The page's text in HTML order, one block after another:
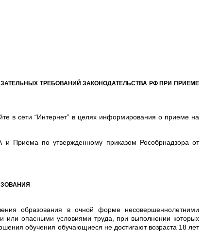
ТРЕБОВАНИЙ ЗАКОНОДАТЕЛЬСТВА РФ ПРИ ПРИЕМЕ
в сети “Интернет” в целях информирования о приеме на
Приема по утвержденному приказом Рособрнадзора от
образования в очной форме несовершеннолетними
опасными условиями труда, при выполнении которых
обучения обучающиеся не достигают возраста 18 лет